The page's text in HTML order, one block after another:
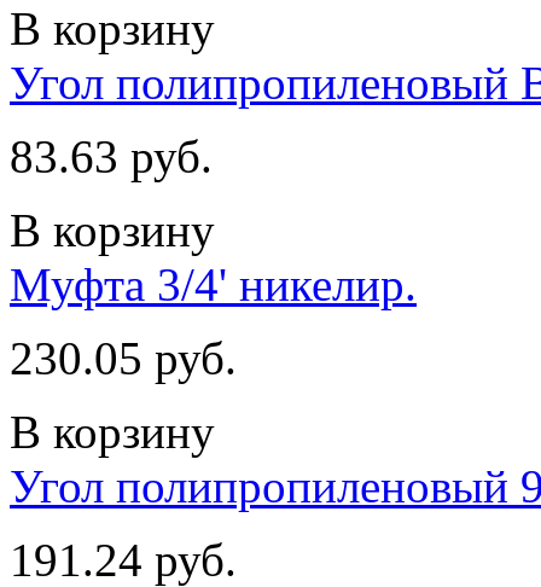
В корзину
Угол
83.63 руб.
В корзину
Муфта 3/4' никелир.
230.05 руб.
В корзину
Угол полипропиленовый
191.24 руб.